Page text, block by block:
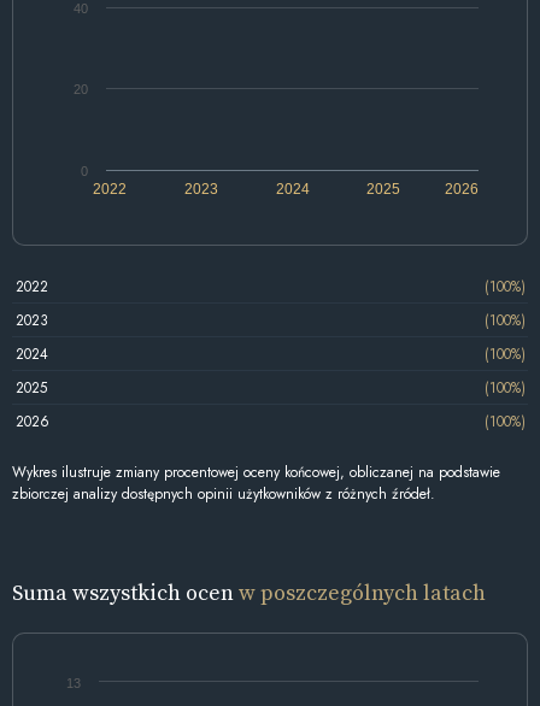
2022 2024 2026
2023 2025
0
20
40
2022
(100%)
2023
(100%)
2024
(100%)
2025
(100%)
2026
(100%)
Wykres ilustruje zmiany procentowej oceny końcowej, obliczanej na podstawie
zbiorczej analizy dostępnych opinii użytkowników z różnych źródeł.
Suma wszystkich ocenw poszczególnych latach
13